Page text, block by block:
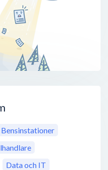
Bensinstationer
Data och IT